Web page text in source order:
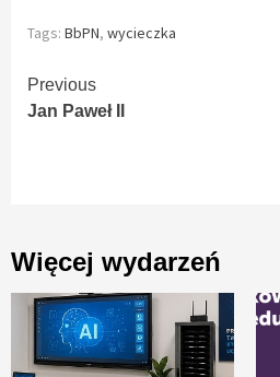
Tags: BbPN, wycieczka
Continue
Reading
Previous
Jan Paweł II
Więcej wydarzeń